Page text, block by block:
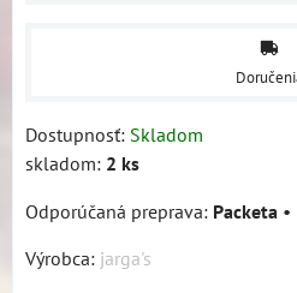
Dostupnosť: Skladom
skladom: 2 ks
Packeta •
Výrobca: jarga's